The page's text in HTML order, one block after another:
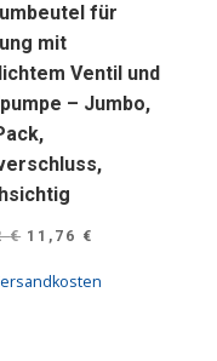
für
mit
Ventil und
– Jumbo,
€ Ursprünglicher
11,76 €